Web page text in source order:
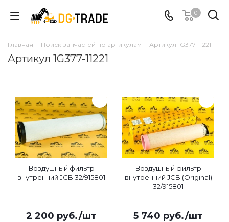
0
Главная - Поиск запчастей по артикулам - Артикул 1G377-11221
Артикул 1G377-11221
Воздушный фильтр
внутренний JCB 32/915801
2 200 руб./шт
Воздушный фильтр
внутренний JCB (Original)
32/915801
5 740 руб./шт